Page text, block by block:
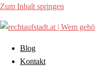
Zum Inhalt springen
Blog
Kontakt